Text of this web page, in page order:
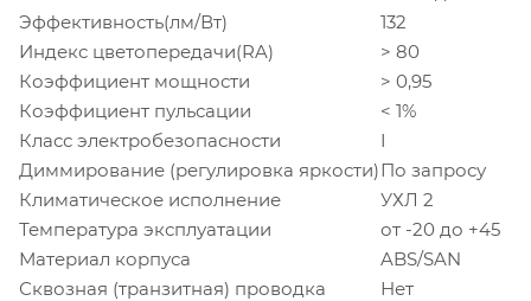
Эффективность(лм/Вт)
132
Индекс цветопередачи(RA)
> 80
Коэффициент мощности
> 0,95
Коэффициент пульсации
< 1%
Класс электробезопасности
I
Диммирование (регулировка яркости)По запросу
Климатическое исполнение
УХЛ 2
Температура эксплуатации
от -20 до +45
Материал корпуса
ABS/SAN
Сквозная (транзитная) проводка
Нет